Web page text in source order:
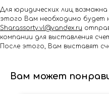
Для юридических лиц
этого Вам необходимо будет
Shar.assorty.vl@yandex.ru
компании для выставления
После этого, Вам выставят
Вам может